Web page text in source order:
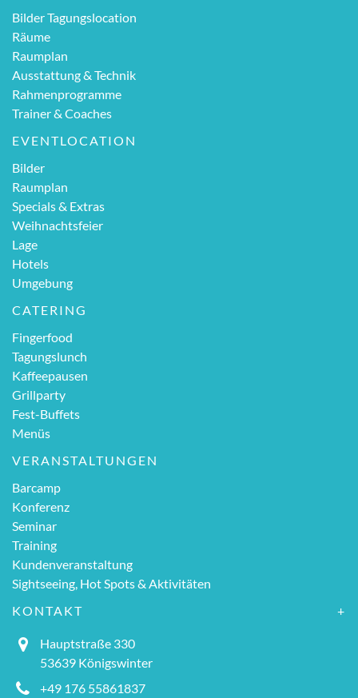
Bilder Tagungslocation
Räume
Raumplan
Ausstattung & Technik
Rahmenprogramme
Trainer & Coaches
EVENTLOCATION
Bilder
Raumplan
Specials & Extras
Weihnachtsfeier
Lage
Hotels
Umgebung
CATERING
Fingerfood
Tagungslunch
Kaffeepausen
Grillparty
Fest-Buffets
Menüs
VERANSTALTUNGEN
Barcamp
Konferenz
Seminar
Training
Kundenveranstaltung
Sightseeing, Hot Spots & Aktivitäten
KONTAKT
Hauptstraße 330
53639 Königswinter
+49 176 55861837